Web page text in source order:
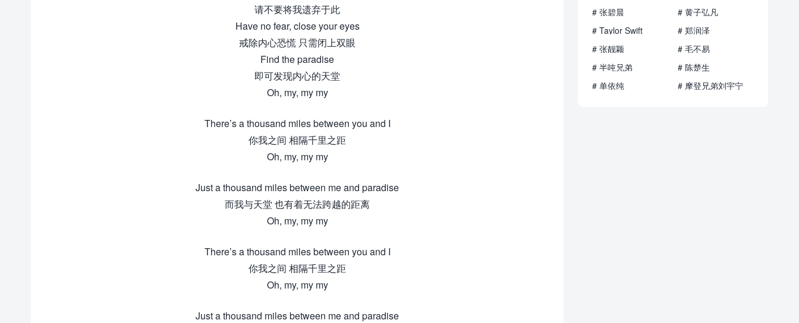
请不要将我遗弃于此
Have no fear, close your eyes
戒除内心恐慌 只需闭上双眼
Find the paradise
即可发现内心的天堂
Oh, my, my my
There’s a thousand miles between you and I
你我之间 相隔千里之距
Oh, my, my my
Just a thousand miles between me and paradise
而我与天堂 也有着无法跨越的距离
Oh, my, my my
There’s a thousand miles between you and I
你我之间 相隔千里之距
Oh, my, my my
Just a thousand miles between me and paradise
# 张碧晨
# 黄子弘凡
# Taylor Swift
# 郑润泽
# 张靓颖
# 毛不易
# 半吨兄弟
# 陈楚生
# 单依纯
# 摩登兄弟刘宇宁